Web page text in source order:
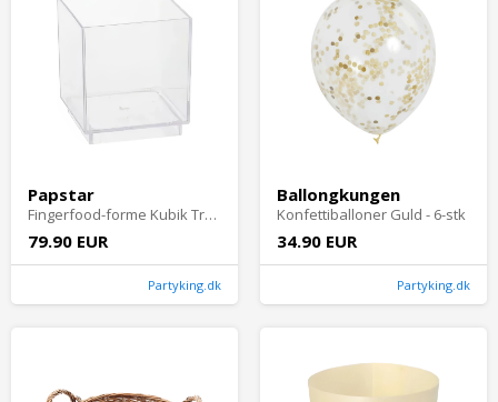
Papstar
Fingerfood-forme Kubik Transparent - 30-pak
79.90 EUR
Partyking.dk
Ballongkungen
Konfettiballoner Guld - 6-stk
34.90 EUR
Partyking.dk